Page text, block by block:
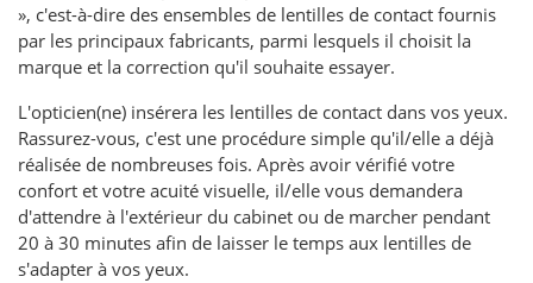
», c'est-à-dire des ensembles de lentilles de contact fournis
par les principaux fabricants, parmi lesquels il choisit la
marque et la correction qu'il souhaite essayer.
L'opticien(ne) insérera les lentilles de contact dans vos yeux.
Rassurez-vous, c'est une procédure simple qu'il/elle a déjà
réalisée de nombreuses fois. Après avoir vérifié votre
confort et votre acuité visuelle, il/elle vous demandera
d'attendre à l'extérieur du cabinet ou de marcher pendant
20 à 30 minutes afin de laisser le temps aux lentilles de
s'adapter à vos yeux.